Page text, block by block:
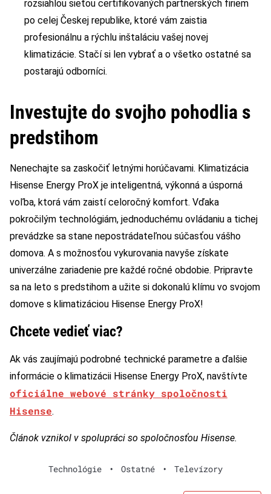
rozsiahlou sieťou certifikovaných partnerských firiem
po celej Českej republike, ktoré vám zaistia
profesionálnu a rýchlu inštaláciu vašej novej
klimatizácie. Stačí si len vybrať a o všetko ostatné sa
postarajú odborníci.
Investujte do svojho pohodlia s
predstihom
Nenechajte sa zaskočiť letnými horúčavami. Klimatizácia
Hisense Energy ProX je inteligentná, výkonná a úsporná
voľba, ktorá vám zaistí celoročný komfort. Vďaka
pokročilým technológiám, jednoduchému ovládaniu a tichej
prevádzke sa stane nepostrádateľnou súčasťou vášho
domova. A s možnosťou vykurovania navyše získate
univerzálne zariadenie pre každé ročné obdobie. Pripravte
sa na leto s predstihom a užite si dokonalú klímu vo svojom
domove s klimatizáciou Hisense Energy ProX!
Chcete vedieť viac?
Ak vás zaujímajú podrobné technické parametre a ďalšie
informácie o klimatizácii Hisense Energy ProX, navštívte
oficiálne webové stránky spoločnosti
Hisense.
Článok vznikol v spolupráci so spoločnosťou Hisense.
Technológie • Ostatné • Televízory